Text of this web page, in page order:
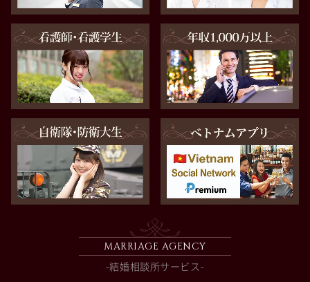
MARRIAGE AGENCY
-結婚相談所サービス-